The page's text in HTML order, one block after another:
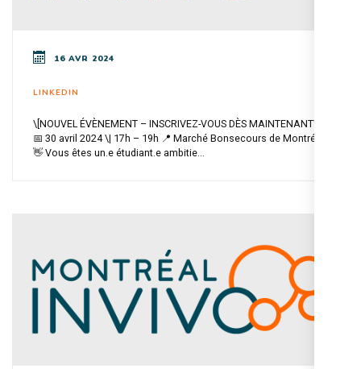
16 AVR 2024
LINKEDIN
\[NOUVEL ÉVÈNEMENT – INSCRIVEZ-VOUS DÈS MAINTENANT\]
📅 30 avril 2024 \| 17h – 19h 📍 Marché Bonsecours de Montréal
👋 Vous êtes un.e étudiant.e ambitie...